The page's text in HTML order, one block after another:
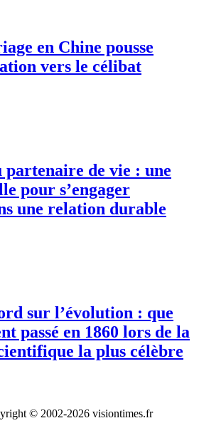
en Chine pousse
vers le célibat
de vie : une
pour s’engager
une relation durable
sur l’évolution : que
passé en 1860 lors de la
la plus célèbre
© 2002-2026 visiontimes.fr